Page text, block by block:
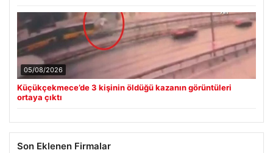
05/08/2026
Küçükçekmece’de 3 kişinin öldüğü kazanın görüntüleri
ortaya çıktı
Son Eklenen Firmalar